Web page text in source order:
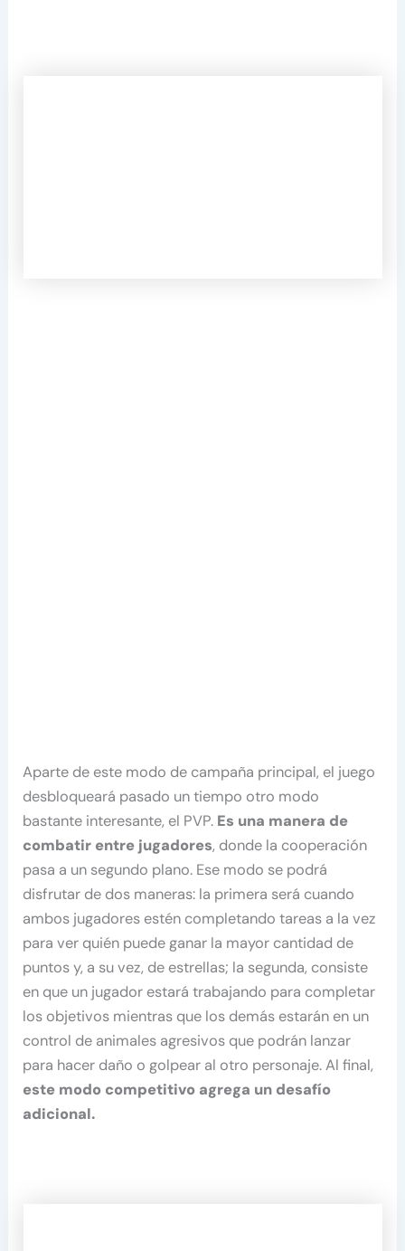
Aparte de este modo de campaña principal, el juego
desbloqueará pasado un tiempo otro modo
bastante interesante, el PVP. Es una manera de
combatir entre jugadores, donde la cooperación
pasa a un segundo plano. Ese modo se podrá
disfrutar de dos maneras: la primera será cuando
ambos jugadores estén completando tareas a la vez
para ver quién puede ganar la mayor cantidad de
puntos y, a su vez, de estrellas; la segunda, consiste
en que un jugador estará trabajando para completar
los objetivos mientras que los demás estarán en un
control de animales agresivos que podrán lanzar
para hacer daño o golpear al otro personaje. Al final,
este modo competitivo agrega un desafío
adicional.